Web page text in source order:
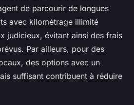
de parcourir de longues
avec kilométrage illimité
judicieux, évitant ainsi des frais
Par ailleurs, pour des
des options avec un
suffisant contribuent à réduire